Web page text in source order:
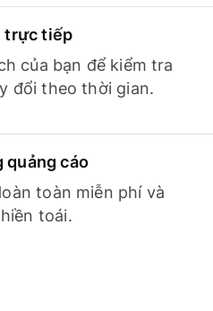
trực tiếp
của bạn để kiểm tra
đổi theo thời gian.
quảng cáo
toàn miễn phí và
toái.